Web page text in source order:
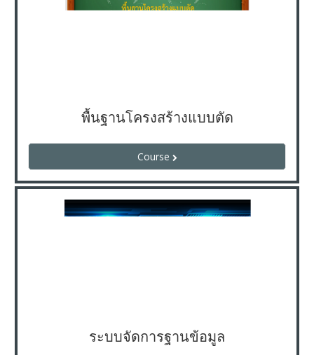
พื้นฐานโครงสร้างแบบตัด
Course
ระบบจัดการฐานข้อมูล